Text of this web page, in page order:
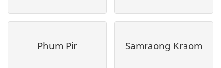
Phum Pir Samraong Kraom